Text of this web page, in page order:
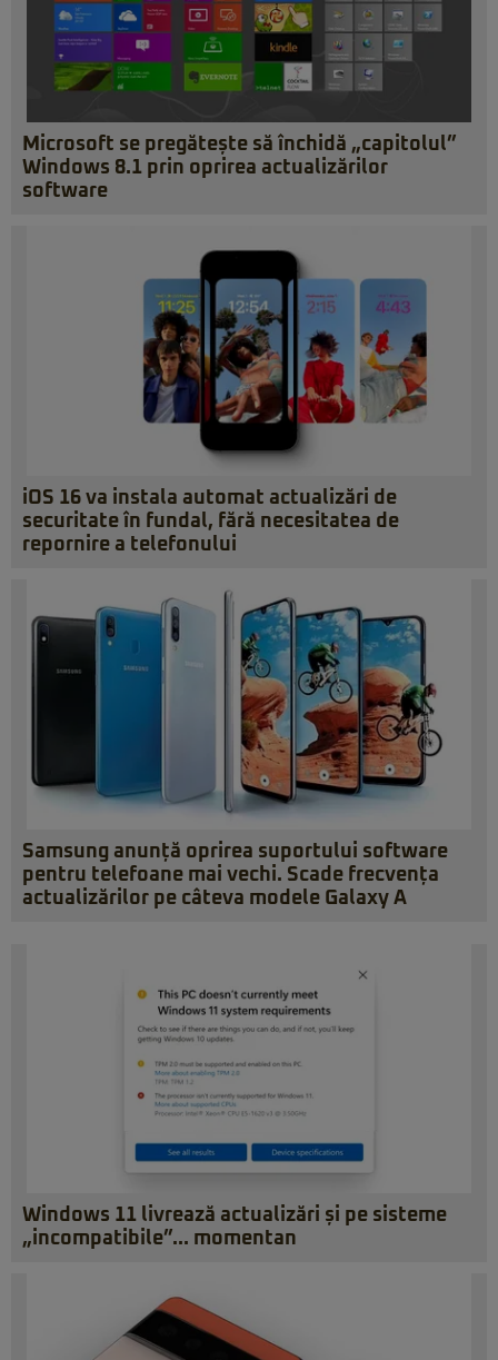
Microsoft se pregătește să închidă „capitolul”
Windows 8.1 prin oprirea actualizărilor
software
iOS 16 va instala automat actualizări de
securitate în fundal, fără necesitatea de
repornire a telefonului
Samsung anunță oprirea suportului software
pentru telefoane mai vechi. Scade frecvența
actualizărilor pe câteva modele Galaxy A
Windows 11 livrează actualizări și pe sisteme
„incompatibile”… momentan